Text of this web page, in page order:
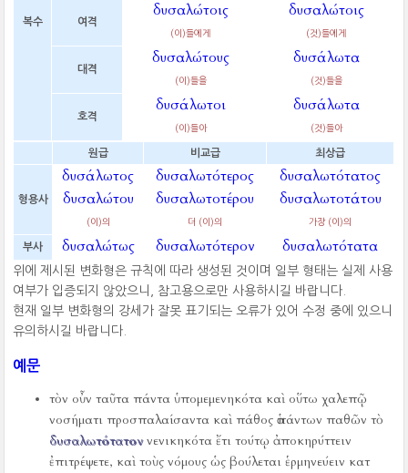
복수 여격
δυσαλώτοις
(이)들에게
δυσαλώτοις
(것)들에게
대격
δυσαλώτους
(이)들을
δυσάλωτα
(것)들을
호격
δυσάλωτοι
(이)들아
δυσάλωτα
(것)들아
원급 비교급 최상급
형용사
δυσάλωτος
δυσαλώτου
(이)의
δυσαλωτότερος
δυσαλωτοτέρου
더 (이)의
δυσαλωτότατος
δυσαλωτοτάτου
가장 (이)의
부사 δυσαλώτως δυσαλωτότερον δυσαλωτότατα
위에 제시된 변화형은 규칙에 따라 생성된 것이며 일부 형태는 실제 사용
여부가 입증되지 않았으니, 참고용으로만 사용하시길 바랍니다.
현재 일부 변화형의 강세가 잘못 표기되는 오류가 있어 수정 중에 있으니
유의하시길 바랍니다.
예문
τὸν οὖν ταῦτα πάντα ὑπομεμενηκότα καὶ οὕτω χαλεπῷ
νοσήματι προσπαλαίσαντα καὶ πάθος ἁπάντων παθῶν τὸ
δυσαλωτότατοννενικηκότα ἔτι τούτῳ ἀποκηρύττειν
ἐπιτρέψετε, καὶ τοὺς νόμους ὡς βούλεται ἑρμηνεύειν κατ